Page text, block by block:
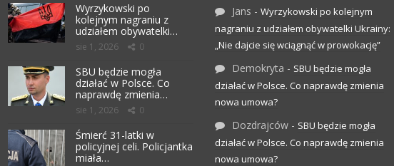
Wyrzykowski po
kolejnym nagraniu z
udziałem obywatelki…
sie 1, 2026 0
SBU będzie mogła
działać w Polsce. Co
naprawdę zmienia…
sie 1, 2026 0
Śmierć 31-latki w
policyjnej celi. Policjantka
miała…
Jans - Wyrzykowski po kolejnym
nagraniu z udziałem obywatelki Ukrainy:
„Nie dajcie się wciągnąć w prowokację”
Demokryta - SBU będzie mogła
działać w Polsce. Co naprawdę zmienia
nowa umowa?
Dozdrajców - SBU będzie mogła
działać w Polsce. Co naprawdę zmienia
nowa umowa?